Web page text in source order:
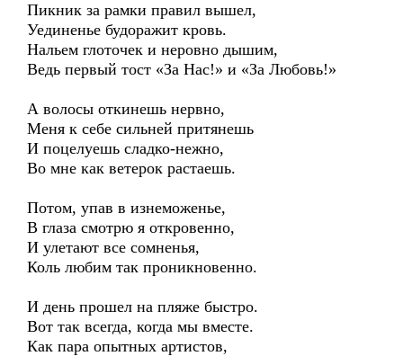
Пикник за рамки правил вышел,
Уединенье будоражит кровь.
Нальем глоточек и неровно дышим,
Ведь первый тост «За Нас!» и «За Любовь!»
А волосы откинешь нервно,
Меня к себе сильней притянешь
И поцелуешь сладко-нежно,
Во мне как ветерок растаешь.
Потом, упав в изнеможенье,
В глаза смотрю я откровенно,
И улетают все сомненья,
Коль любим так проникновенно.
И день прошел на пляже быстро.
Вот так всегда, когда мы вместе.
Как пара опытных артистов,